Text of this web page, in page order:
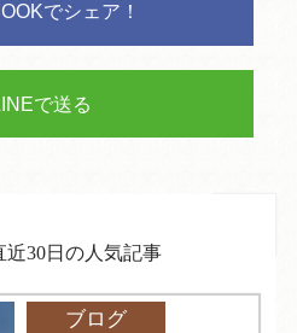
でシェア！
で送る
近30日の人気記事
ブログ